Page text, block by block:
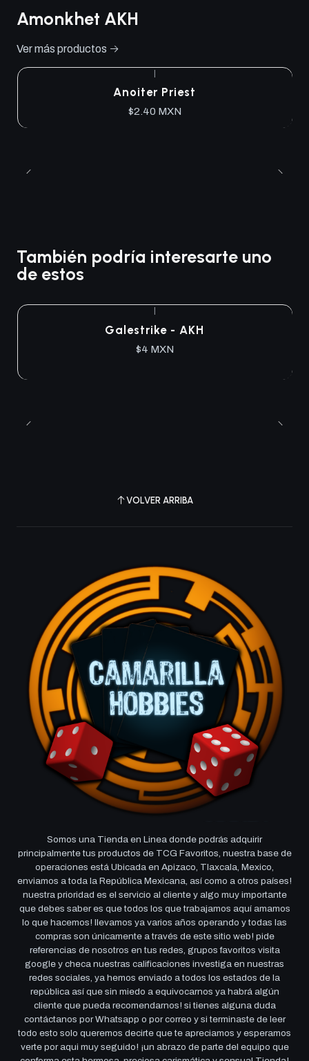
Amonkhet AKH
Ver más productos
Anoiter Priest
$2.40 MXN
También podría interesarte uno
de estos
Galestrike - AKH
$4 MXN
VOLVER ARRIBA
Somos una Tienda en Linea donde podrás adquirir
principalmente tus productos de TCG Favoritos, nuestra base de
operaciones está Ubicada en Apizaco, Tlaxcala, Mexico,
enviamos a toda la República Mexicana, así como a otros países!
nuestra prioridad es el servicio al cliente y algo muy importante
que debes saber es que todos los que trabajamos aquí amamos
lo que hacemos! llevamos ya varios años operando y todas las
compras son únicamente a través de este sitio web! pide
referencias de nosotros en tus redes, grupos favoritos visita
google y checa nuestras calificaciones investiga en nuestras
redes sociales, ya hemos enviado a todos los estados de la
república así que sin miedo a equivocarnos ya habrá algún
cliente que pueda recomendarnos! si tienes alguna duda
contáctanos por Whatsapp o por correo y si terminaste de leer
todo esto solo queremos decirte que te apreciamos y esperamos
verte por aqui muy seguido! ¡un abrazo de parte del equipo que